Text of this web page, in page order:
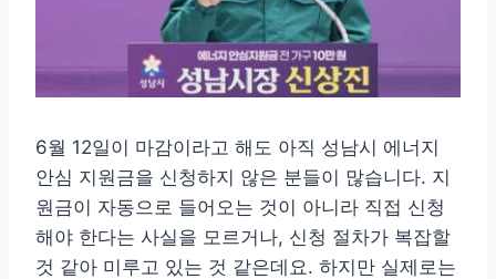
6월 12일이 마감이라고 해도 아직 성남시 에너지
안심 지원금을 신청하지 않은 분들이 많습니다. 지
원금이 자동으로 들어오는 것이 아니라 직접 신청
해야 한다는 사실을 모르거나, 신청 절차가 복잡할
것 같아 미루고 있는 것 같은데요. 하지만 실제로는